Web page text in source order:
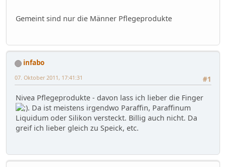
Gemeint sind nur die Männer Pflegeprodukte
infabo
#1
07. Oktober 2011, 17:41:31
Nivea Pflegeprodukte - davon lass ich lieber die Finger
. Da ist meistens irgendwo Paraffin, Paraffinum
Liquidum oder Silikon versteckt. Billig auch nicht. Da
greif ich lieber gleich zu Speick, etc.